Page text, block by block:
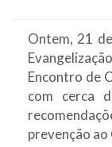
Ontem, 21
Encontro de
com cerca
prevenção ao